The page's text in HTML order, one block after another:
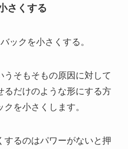
さくする
ックを小さくする。
うそもそもの原因に対して
るだけのような形にする方
を小さくします。
するのはパワーがないと押